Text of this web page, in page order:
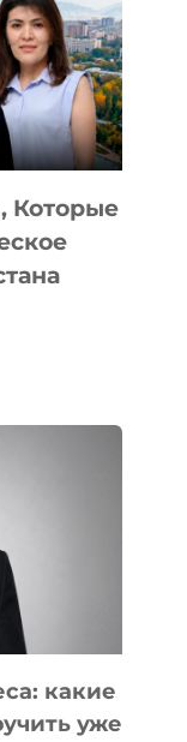
Которые
какие
уже